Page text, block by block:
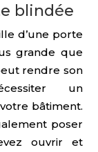
blindée
d’une porte
grande que
rendre son
un
bâtiment.
poser
ouvrir et